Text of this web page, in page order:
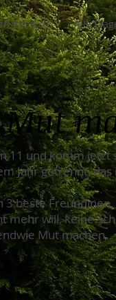
dich? Alle
11 und komm
Jahr getrennt,
3 beste
mehr will, keine
Mut machen.